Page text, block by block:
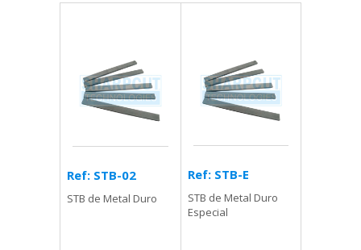
Ref: STB-02
STB de Metal Duro
Ref: STB-E
STB de Metal Duro
Especial